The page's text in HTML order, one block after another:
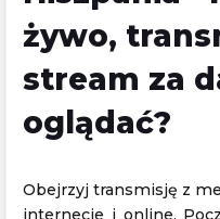
żywo,
stream za
oglądać?
Obejrzyj transmisję z
internecie i online.